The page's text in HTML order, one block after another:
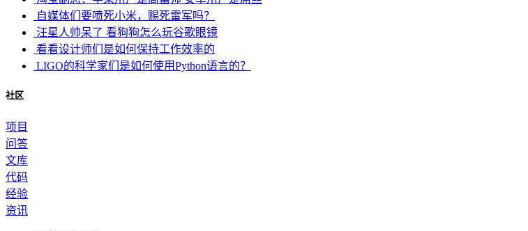
自媒体们要喷死小米，赐死雷军吗？
汪星人帅呆了 看狗狗怎么玩谷歌眼镜
看看设计师们是如何保持工作效率的
LIGO的科学家们是如何使用Python语言的？
社区
项目
问答
文库
代码
经验
资讯